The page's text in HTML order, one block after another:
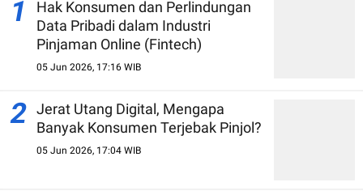
1
Hak Konsumen dan Perlindungan
Data Pribadi dalam Industri
Pinjaman Online (Fintech)
05 Jun 2026, 17:16 WIB
2 Jerat Utang Digital, Mengapa
Banyak Konsumen Terjebak Pinjol?
05 Jun 2026, 17:04 WIB